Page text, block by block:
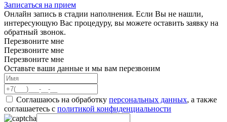
Записаться на прием
Онлайн запись в стадии наполнения. Если Вы не нашли,
интересующую Вас процедуру, вы можете оставить заявку на
обратный звонок.
Перезвоните мне
Перезвоните мне
Перезвоните мне
Оставьте ваши данные и мы вам перезвоним
Соглашаюсь на обработку персональных данных, а также
соглашаетесь c политикой конфиденциальности